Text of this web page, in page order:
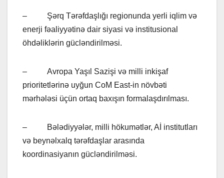
– Şərq Tərəfdaşlığı regionunda yerli iqlim və
enerji fəaliyyətinə dair siyasi və institusional
öhdəliklərin gücləndirilməsi.
– Avropa Yaşıl Sazişi və milli inkişaf
prioritetlərinə uyğun CoM East-in növbəti
mərhələsi üçün ortaq baxışın formalaşdırılması.
– Bələdiyyələr, milli hökumətlər, Aİ institutları
və beynəlxalq tərəfdaşlar arasında
koordinasiyanın gücləndirilməsi.